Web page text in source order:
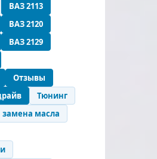
ВАЗ 2113
ВАЗ 2120
ВАЗ 2129
Отзывы
Тюнинг
замена масла